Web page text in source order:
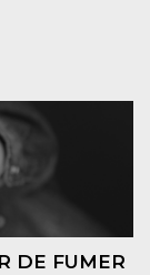
DE FUMER